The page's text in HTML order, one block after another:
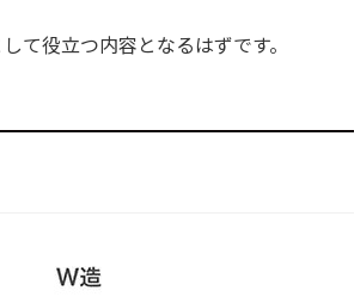
て役立つ内容となるはずです。